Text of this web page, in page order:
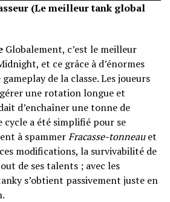
(Le meilleur tank global
Globalement, c’est le meilleur
et ce grâce à d’énormes
de la classe. Les joueurs
une rotation longue et
d’enchaîner une tonne de
cycle a été simplifié pour se
à spammerFracasse-tonneauet
modifications, la survivabilité de
de ses talents ; avec les
s’obtient passivement juste en